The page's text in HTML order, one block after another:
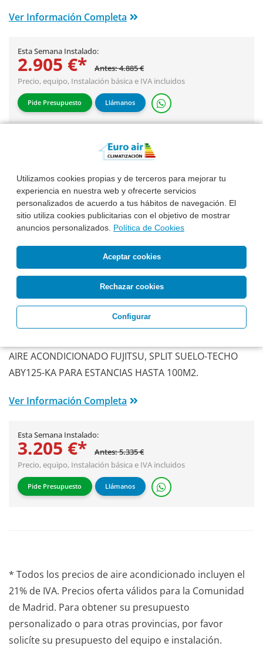
Utilizamos cookies propias y de terceros para mejorar tu
experiencia en nuestra web y ofrecerte servicios
personalizados de acuerdo a tus hábitos de navegación. El
sitio utiliza cookies publicitarias con el objetivo de mostrar
anuncios personalizados. Política de Cookies
Aceptar cookies
Rechazar cookies
Configurar
Ver Información Completa
Esta Semana Instalado:
2.905 €*
Antes: 4.885 €
Precio, equipo, Instalación básicae IVA incluidos
Pide Presupuesto Llámanos
Aire Acondicionado Fujitsu SPLIT SUELO ABY
AIRE ACONDICIONADO FUJITSU, SPLIT SUELO-TECHO
ABY125-KA PARA ESTANCIAS HASTA 100M2.
Ver Información Completa
Esta Semana Instalado:
3.205 €*
Antes: 5.335 €
Precio, equipo, Instalación básicae IVA incluidos
Pide Presupuesto Llámanos
* Todos los precios de aire acondicionado incluyen el
21% de IVA. Precios oferta válidos para la Comunidad
de Madrid. Para obtener su presupuesto
personalizado o para otras provincias, por favor
solicíte su presupuesto del equipo e instalación.